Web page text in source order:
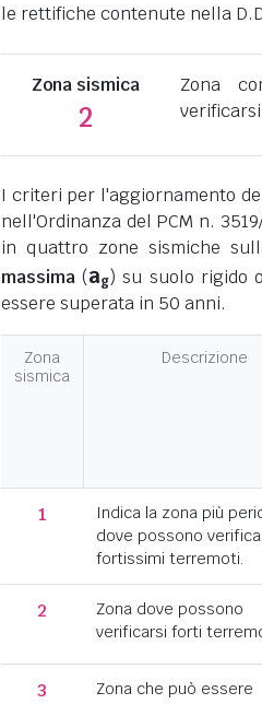
le rettifiche contenute nella
Zona sismica
2
Zona
I criteri per l'aggiornamento
nell'Ordinanza del PCM n.
in quattro zone sismiche
massima (ag) su suolo rigido
essere superata in 50 anni.
Zona
sismica
Descrizione
1
Indica la zona più
dove possono
fortissimi terremoti.
2
Zona dove possono
verificarsi forti
3
Zona che può essere